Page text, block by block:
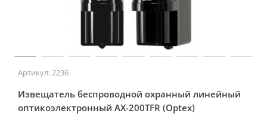
Артикул: 2236
Извещатель беспроводной охранный линейный
оптикоэлектронный AX-200TFR (Optex)